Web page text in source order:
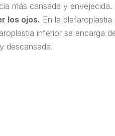
más cansada y envejecida.
los ojos. En la
inferior se encarga
descansada.